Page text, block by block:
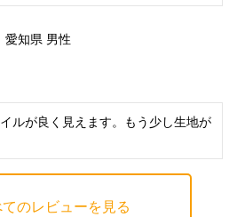
愛知県 男性
ルが良く見えます。もう少し生地が
のレビューを見る